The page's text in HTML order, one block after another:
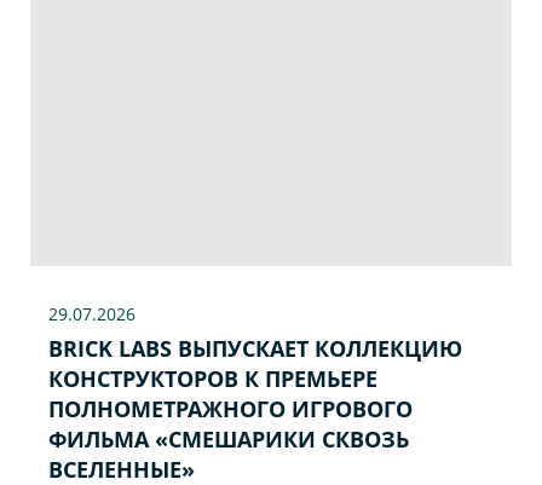
29.07.2026
BRICK LABS ВЫПУСКАЕТ КОЛЛЕКЦИЮ
КОНСТРУКТОРОВ К ПРЕМЬЕРЕ
ПОЛНОМЕТРАЖНОГО ИГРОВОГО
ФИЛЬМА «CМЕШАРИКИ СКВОЗЬ
ВСЕЛЕННЫЕ»